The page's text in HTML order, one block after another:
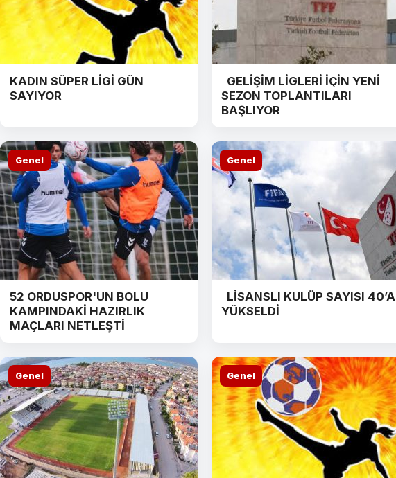
KADIN SÜPER LİGİ GÜN
SAYIYOR
GELİŞİM LİGLERİ İÇİN YENİ
SEZON TOPLANTILARI
BAŞLIYOR
Genel
52 ORDUSPOR'UN BOLU
KAMPINDAKİ HAZIRLIK
MAÇLARI NETLEŞTİ
Genel
LİSANSLI KULÜP SAYISI 40’A
YÜKSELDİ
Genel Genel